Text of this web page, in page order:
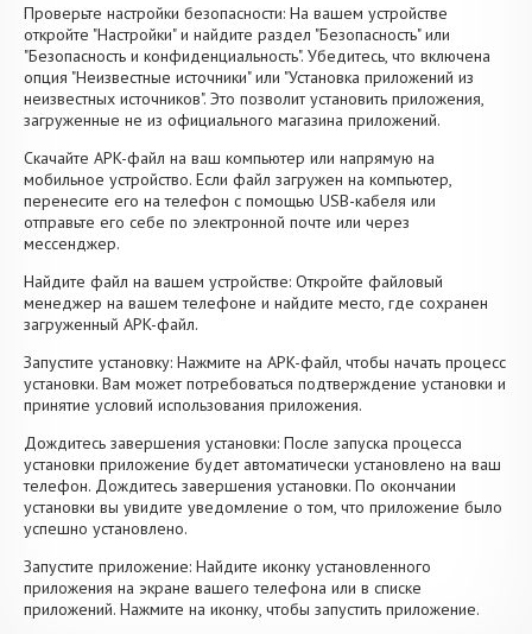
Проверьте настройки безопасности: На вашем устройстве
откройте "Настройки" и найдите раздел "Безопасность" или
"Безопасность и конфиденциальность". Убедитесь, что включена
опция "Неизвестные источники" или "Установка приложений из
неизвестных источников". Это позволит установить приложения,
загруженные не из официального магазина приложений.
Скачайте APK-файл на ваш компьютер или напрямую на
мобильное устройство. Если файл загружен на компьютер,
перенесите его на телефон с помощью USB-кабеля или
отправьте его себе по электронной почте или через
мессенджер.
Найдите файл на вашем устройстве: Откройте файловый
менеджер на вашем телефоне и найдите место, где сохранен
загруженный APK-файл.
Запустите установку: Нажмите на APK-файл, чтобы начать процесс
установки. Вам может потребоваться подтверждение установки и
принятие условий использования приложения.
Дождитесь завершения установки: После запуска процесса
установки приложение будет автоматически установлено на ваш
телефон. Дождитесь завершения установки. По окончании
установки вы увидите уведомление о том, что приложение было
успешно установлено.
Запустите приложение: Найдите иконку установленного
приложения на экране вашего телефона или в списке
приложений. Нажмите на иконку, чтобы запустить приложение.